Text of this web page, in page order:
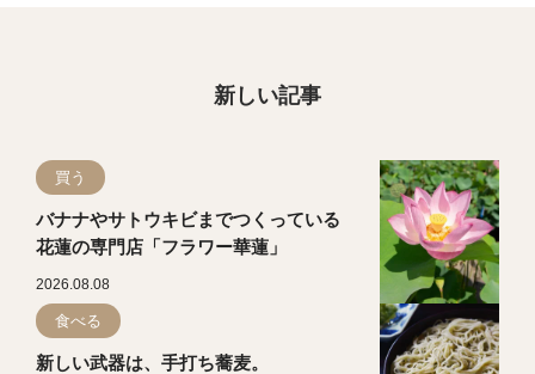
新しい記事
買う
バナナやサトウキビまでつくっている
花蓮の専門店「フラワー華蓮」
2026.08.08
食べる
新しい武器は、手打ち蕎麦。